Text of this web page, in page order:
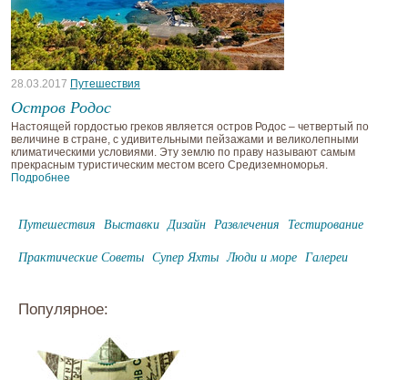
28.03.2017 Путешествия
Остров Родос
Настоящей гордостью греков является остров Родос – четвертый по
величине в стране, с удивительными пейзажами и великолепными
климатическими условиями. Эту землю по праву называют самым
прекрасным туристическим местом всего Средиземноморья.
Подробнее
Путешествия Выставки Дизайн Развлечения Тестирование
Практические Советы Супер Яхты Люди и море Галереи
Популярное: